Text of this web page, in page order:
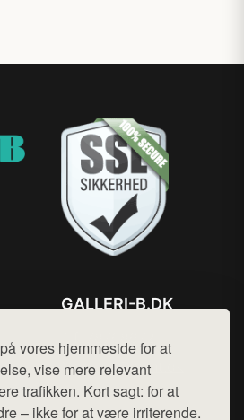
vores hjemmeside for at
vise mere relevant
trafikken. Kort sagt: for at
– ikke for at være irriterende.
GALLERI-B.DK
Mail: hej@want.dk
Cookie- og privatlivspolitik